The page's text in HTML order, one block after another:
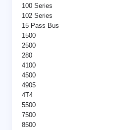
100 Series
102 Series
15 Pass Bus
1500
2500
280
4100
4500
4905
4T4
5500
7500
8500